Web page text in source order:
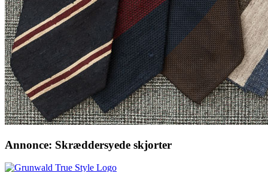
Annonce: Skræddersyede skjorter